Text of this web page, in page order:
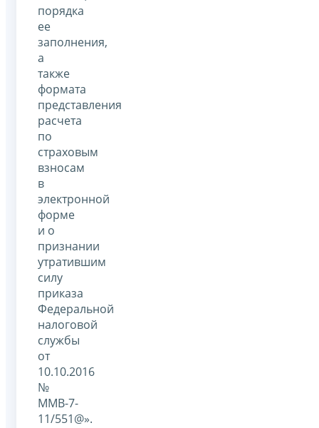
порядка
ее
заполнения,
а
также
формата
представления
расчета
по
страховым
взносам
в
электронной
форме
и о
признании
утратившим
силу
приказа
Федеральной
налоговой
службы
от
10.10.2016
№
ММВ-7-
11/551@».